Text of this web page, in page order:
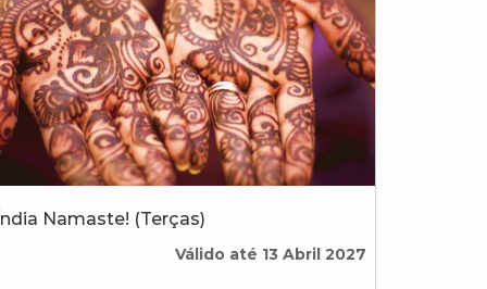
Namaste! (Terças)
Válido até 13 Abril 2027